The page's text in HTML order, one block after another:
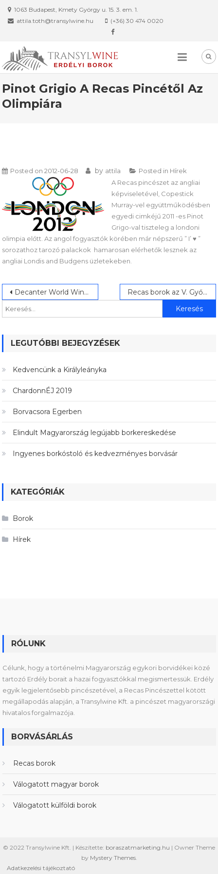
1063 Budapest, Kmety György u. 15. 3. em. 1.
attila.toth@transylwine.hu
(+36) 30 474 0020
Pinot Grigio A Recas Pincétől Az
Olimpiára
Posted on2012-06-28 by attila Posted in Hírek
A Recas pincészet az angliai
képviseletével, Copestick
Murray-vel együttműködésben
egyedi cimkéjű 2011 -es Pinot
Grigo-val tiszteleg a londoni
olimpia előtt. Az angol fogyasztók körében már népszerű ” I’ ♥ ”
sorozathoz tarozó palackok hamarosan elérhetők lesznek az
angliai Londis and Budgens üzletekeben.
Bejegyzés
navigáció
Decanter World Wine Award díjat nyert a Sole Sauvignon Blanc Recas borok az V. Győri Bornapokon
LEGUTÓBBI BEJEGYZÉSEK
Kedvencünk a Királyleányka
ChardonnÉJ 2019
Borvacsora Egerben
Elindult Magyarország legújabb borkereskedése
Ingyenes borkóstoló és kedvezményes borvásár
KATEGÓRIÁK
Borok
Hírek
RÓLUNK
Célunk, hogy a történelmi Magyarország egykori borvidékei közé
tartozó Erdély borait a hazai fogyasztókkal megismertessük. Erdély
egyik legjelentősebb pincészetével, a Recas Pincészettel kötött
megállapodás alapján, a Transylwine Kft. a pincészet magyarországi
hivatalos forgalmazója.
BORVÁSÁRLÁS
Recas borok
Válogatott magyar borok
Válogatott külföldi borok
© 2022 Transylwine Kft. | Készítette: boraszatmarketing.hu | Owner Theme
by Mystery Themes.
Adatkezelési tájékoztató